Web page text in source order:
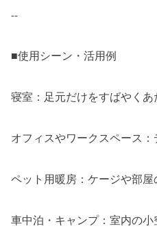
--
■使用シーン・活用例
寝室：足元だけをすばやく
オフィスやワークスペース
ペット用暖房：ケージや部
車中泊・キャンプ：室内の